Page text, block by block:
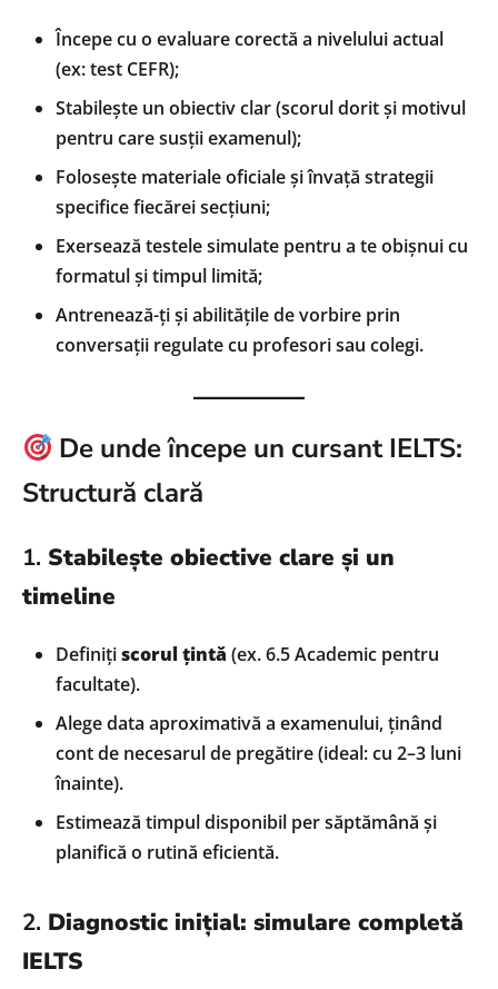
Începe cu o evaluare corectă a nivelului actual
(ex: test CEFR);
Stabilește un obiectiv clar (scorul dorit și motivul
pentru care susții examenul);
Folosește materiale oficiale și învață strategii
specifice fiecărei secțiuni;
Exersează testele simulate pentru a te obișnui cu
formatul și timpul limită;
Antrenează-ți și abilitățile de vorbire prin
conversații regulate cu profesori sau colegi.
De unde începe un cursant IELTS:
Structură clară
1. Stabilește obiective clare și un
timeline
Definițiscorul țintă (ex. 6.5 Academic pentru
facultate).
Alege data aproximativă a examenului, ținând
cont de necesarul de pregătire (ideal: cu 2–3 luni
înainte).
Estimează timpul disponibil per săptămână și
planifică o rutină eficientă.
2. Diagnostic inițial: simulare completă
IELTS